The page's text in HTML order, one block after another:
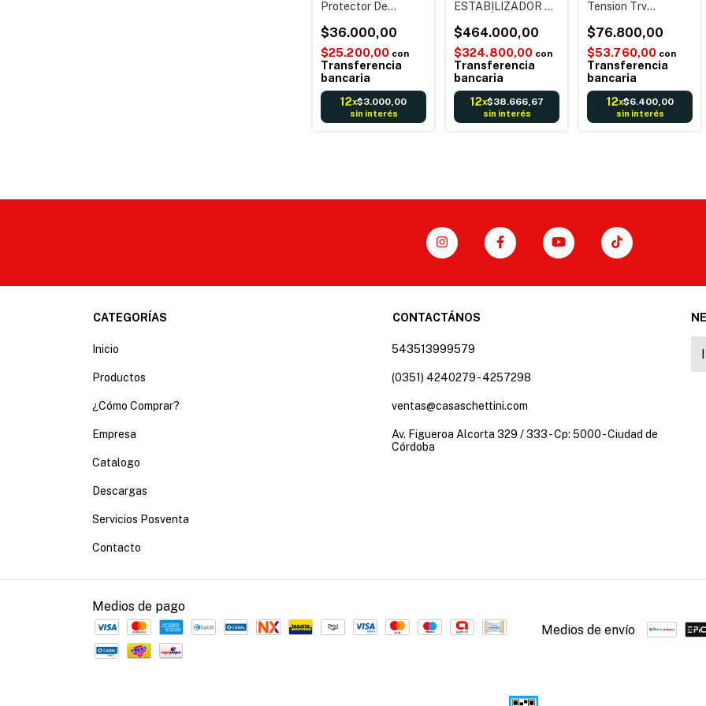
Protector De
Con Display Blanco
$36.000,00
$25.200,00 con
Transferencia
bancaria
12x$3.000,00
sin interés
ESTABILIZADOR DE
Ds-ups2000 - 4
TOMAS -
POTENCIA pico:
2000VA Córdoba
Envíos Garantía
$464.000,00
$324.800,00 con
Transferencia
bancaria
12x$38.666,67
sin interés
Tension Trv
tomas para
Heladera y Freezer
$76.800,00
$53.760,00 con
Transferencia
bancaria
12x$6.400,00
sin interés
CATEGORÍAS
Inicio
Productos
¿Cómo Comprar?
Empresa
Catalogo
Descargas
Servicios Posventa
Contacto
CONTACTÁNOS
543513999579
(0351) 4240279 - 4257298
ventas@casaschettini.com
Av. Figueroa Alcorta 329 / 333 - Cp: 5000 - Ciudad de
Córdoba
Medios de pago
Medios de envío